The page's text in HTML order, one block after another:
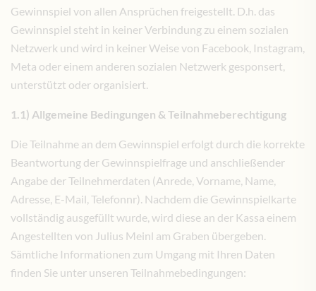
Gewinnspiel von allen Ansprüchen freigestellt. D.h. das
Gewinnspiel steht in keiner Verbindung zu einem sozialen
Netzwerk und wird in keiner Weise von Facebook, Instagram,
Meta oder einem anderen sozialen Netzwerk gesponsert,
unterstützt oder organisiert.
1.1) Allgemeine Bedingungen & Teilnahmeberechtigung
Die Teilnahme an dem Gewinnspiel erfolgt durch die korrekte
Beantwortung der Gewinnspielfrage und anschließender
Angabe der Teilnehmerdaten (Anrede, Vorname, Name,
Adresse, E-Mail, Telefonnr). Nachdem die Gewinnspielkarte
vollständig ausgefüllt wurde, wird diese an der Kassa einem
Angestellten von Julius Meinl am Graben übergeben.
Sämtliche Informationen zum Umgang mit Ihren Daten
finden Sie unter unseren Teilnahmebedingungen: